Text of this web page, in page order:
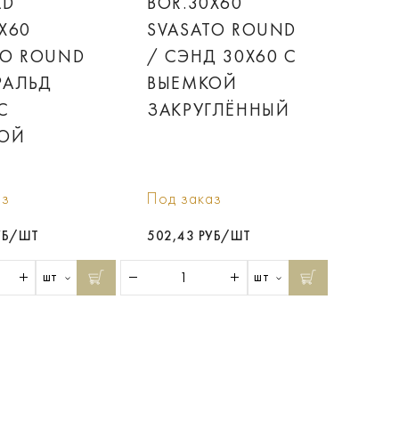
ROUND
ШТ
шт
SVASATO ROUND
/ СЭНД 30X60 С
ВЫЕМКОЙ
ЗАКРУГЛЁННЫЙ
Под заказ
502,43 РУБ/ШТ
шт